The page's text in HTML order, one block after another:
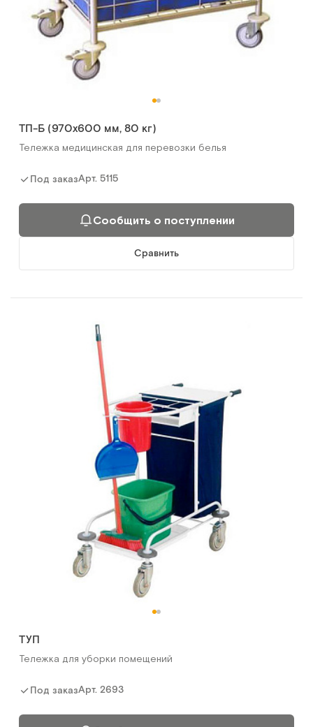
ТП-Б (970х600 мм, 80 кг)
Тележка медицинская для перевозки белья
Под заказАрт. 5115
Сообщить о поступлении
Сравнить
ТУП
Тележка для уборки помещений
Под заказАрт. 2693